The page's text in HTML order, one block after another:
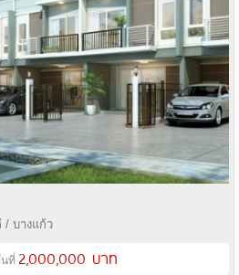
/ บางแก้ว
นที่ 2,000,000 บาท